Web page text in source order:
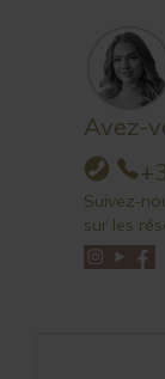
Avez-
Suivez-
sur les